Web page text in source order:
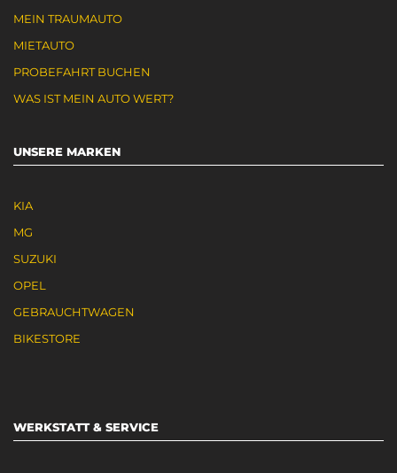
MEIN TRAUMAUTO
MIETAUTO
PROBEFAHRT BUCHEN
WAS IST MEIN AUTO WERT?
UNSERE MARKEN
KIA
MG
SUZUKI
OPEL
GEBRAUCHTWAGEN
BIKESTORE
WERKSTATT & SERVICE